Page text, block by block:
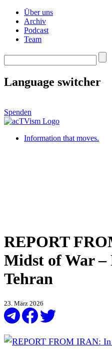
Über uns
Archiv
Podcast
Team
Language switcher
Spenden
Information that moves.
REPORT
Midst of War –
Tehran
23. März 2026